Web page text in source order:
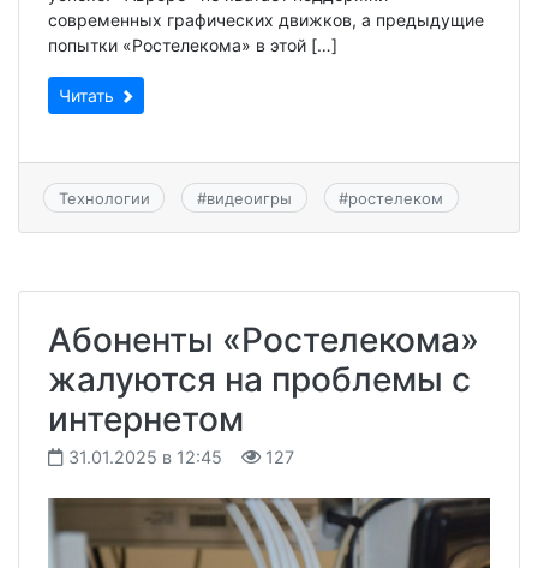
современных графических движков, а предыдущие
попытки «Ростелекома» в этой […]
Читать
Технологии #видеоигры #ростелеком
Абоненты «Ростелекома»
жалуются на проблемы с
интернетом
31.01.2025 в 12:45 127